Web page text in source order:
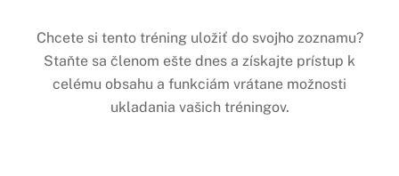
Chcete si tento tréning uložiť do svojho zoznamu?
Staňte sa členom ešte dnes a získajte prístup k
celému obsahu a funkciám vrátane možnosti
ukladania vašich tréningov.